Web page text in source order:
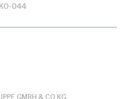
044
GMBH & CO KG